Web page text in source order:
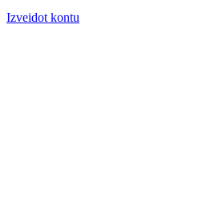
Izveidot kontu